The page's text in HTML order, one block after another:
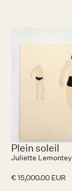
Plein soleil
Juliette Lemontey
€ 15,000.00 EUR